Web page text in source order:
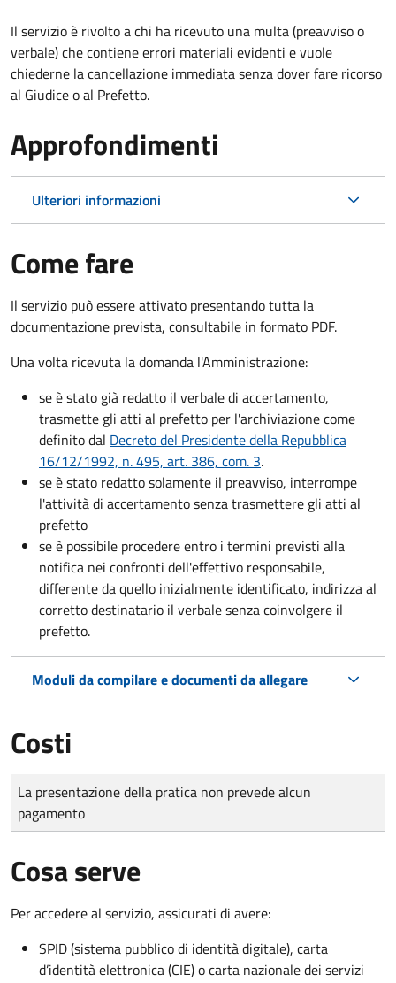
Il servizio è rivolto a chi ha ricevuto una multa (preavviso o
verbale) che contiene errori materiali evidenti e vuole
chiederne la cancellazione immediata senza dover fare ricorso
al Giudice o al Prefetto.
Approfondimenti
Ulteriori informazioni
Come fare
Il servizio può essere attivato presentando tutta la
documentazione prevista, consultabile in formato PDF.
Una volta ricevuta la domanda l'Amministrazione:
se è stato già redatto il verbale di accertamento,
trasmette gli atti al prefetto per l'archiviazione come
definito dal Decreto del Presidente della Repubblica
16/12/1992, n. 495, art. 386, com. 3.
se è stato redatto solamente il preavviso, interrompe
l'attività di accertamento senza trasmettere gli atti al
prefetto
se è possibile procedere entro i termini previsti alla
notifica nei confronti dell'effettivo responsabile,
differente da quello inizialmente identificato, indirizza al
corretto destinatario il verbale senza coinvolgere il
prefetto.
Moduli da compilare e documenti da allegare
Costi
Tipo di pagamento
Importo
La presentazione della pratica non prevede alcun
pagamento
Cosa serve
Per accedere al servizio, assicurati di avere:
SPID (sistema pubblico di identità digitale), carta
d’identità elettronica (CIE) o carta nazionale dei servizi